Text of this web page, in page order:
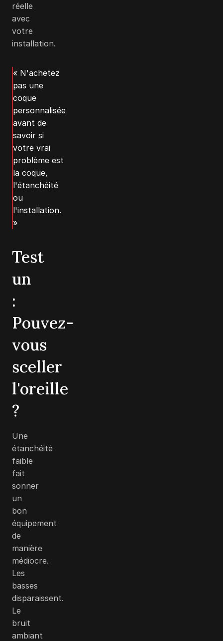
réelle
avec
votre
installation.
« N'achetez
pas une
coque
personnalisée
avant de
savoir si
votre vrai
problème est
la coque,
l'étanchéité
ou
l'installation.
»
Test
un
:
Pouvez-
vous
sceller
l'oreille
?
Une
étanchéité
faible
fait
sonner
un
bon
équipement
de
manière
médiocre.
Les
basses
disparaissent.
Le
bruit
ambiant